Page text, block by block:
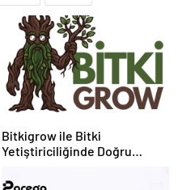
Bitkigrow ile Bitki
Yetiştiriciliğinde Doğru